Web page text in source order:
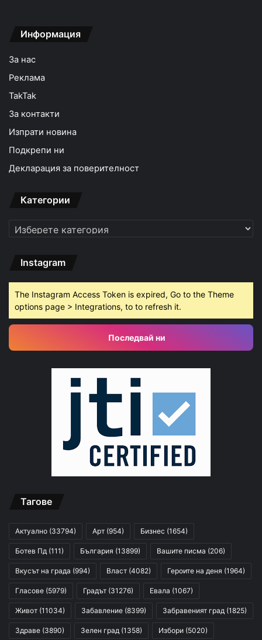
Информация
За нас
Реклама
TakTak
За контакти
Изпрати новина
Подкрепи ни
Декларация за поверителност
Категории
Категории
Instagram
The Instagram Access Token is expired, Go to the Theme
options page > Integrations, to to refresh it.
Последвай ни
Тагове
Актуално (33794) Арт (954) Бизнес (1654)
Ботев Пд (111) България (13899) Вашите писма (206)
Вкусът на града (994) Власт (4082) Героите на деня (1964)
Гласове (5979) Градът (31276) Евала (1067)
Живот (11034) Забавление (8399) Забравеният град (1825)
Здраве (3890) Зелен град (1358) Избори (5020)